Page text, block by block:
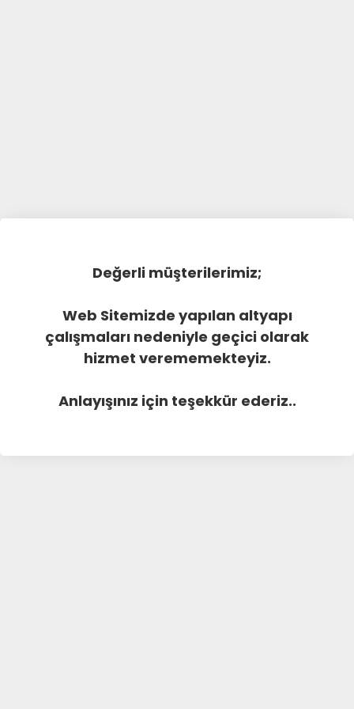
Değerli müşterilerimiz;
Web Sitemizde yapılan altyapı
çalışmaları nedeniyle geçici olarak
hizmet verememekteyiz.
Anlayışınız için teşekkür ederiz..